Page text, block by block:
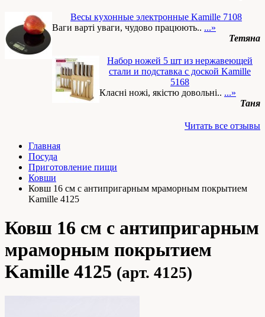
Весы кухонные электронные Kamille 7108
Ваги варті уваги, чудово працюють.. ...»
Тетяна
Набор ножей 5 шт из нержавеющей
стали и подставка с доской Kamille
5168
Класні ножі, якістю довольні.. ...»
Таня
Читать все отзывы
Главная
Посуда
Приготовление пищи
Ковши
Ковш 16 см с антипригарным мраморным покрытием
Kamille 4125
Ковш 16 см с антипригарным
мраморным покрытием
Kamille 4125 (арт. 4125)